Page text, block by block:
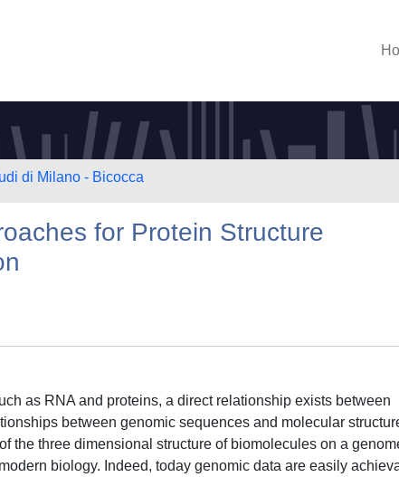
di Milano - Bicocca
for Protein Structure
as RNA and proteins, a direct relationship exists between
between genomic sequences and molecular
the three dimensional structure of biomolecules on a
biology. Indeed, today genomic data are easily